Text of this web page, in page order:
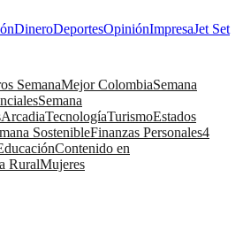
DineroDeportesOpiniónImpresaJet Set
SemanaMejor ColombiaSemana
Semana
ArcadiaTecnologíaTurismoEstados
SostenibleFinanzas Personales4
Contenido en
RuralMujeres